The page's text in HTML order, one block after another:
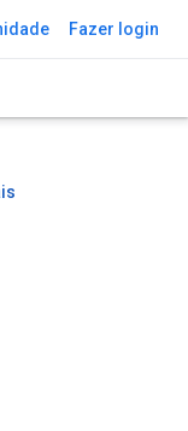
Fazer login